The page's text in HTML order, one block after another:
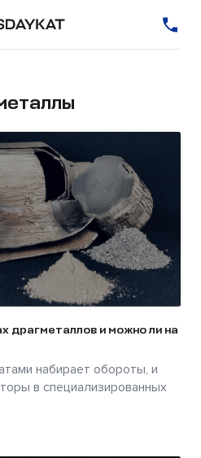
драгметаллов и можно ли на
набирает обороты, и
в специализированных